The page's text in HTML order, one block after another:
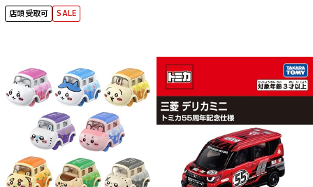
店頭受取可 SALE